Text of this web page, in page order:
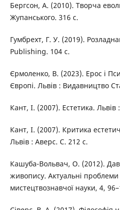
Бергсон, А. (2010). Творча
Жупанського. 316 с.
Гумбрехт, Г. У. (2019).
Publishing. 104 с.
Єрмоленко, В. (2023). Ерос і
Європі. Львів : Видавництво
Кант, І. (2007). Естетика. Львів
Кант, І. (2007). Критика
Львів : Аверс. С. 212 с.
Кашуба-Вольвач, О. (2012).
живопису. Актуальні проблеми
мистецтвознавчої науки, 4,